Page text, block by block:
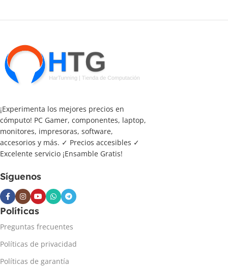
¡Experimenta los mejores precios en
cómputo! PC Gamer, componentes, laptop,
monitores, impresoras, software,
accesorios y más. ✓ Precios accesibles ✓
Excelente servicio ¡Ensamble Gratis!
Síguenos
Políticas
Preguntas frecuentes
Políticas de privacidad
Políticas de garantía